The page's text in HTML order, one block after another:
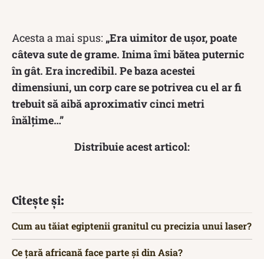
Acesta a mai spus: „Era uimitor de ușor, poate
câteva sute de grame. Inima îmi bătea puternic
în gât. Era incredibil. Pe baza acestei
dimensiuni, un corp care se potrivea cu el ar fi
trebuit să aibă aproximativ cinci metri
înălțime…”
Distribuie acest articol:
Citește și:
Cum au tăiat egiptenii granitul cu precizia unui laser?
Ce țară africană face parte și din Asia?